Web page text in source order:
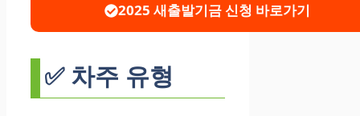
2025 새출발기금 신청 바로가기
✅ 차주 유형